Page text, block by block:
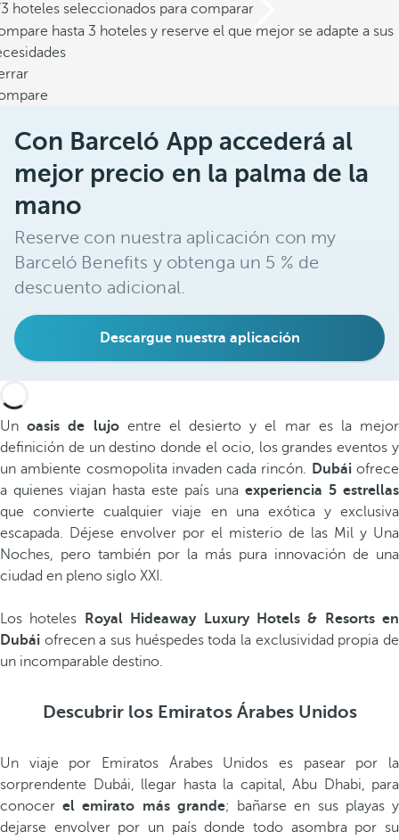
hoteles seleccionados para comparar
hasta 3 hoteles y reserve el que mejor se adapte a sus
Con Barceló App accederá al
mejor precio en la palma de la
mano
Reserve con nuestra aplicación con my
Barceló Benefits y obtenga un 5 % de
descuento adicional.
Descargue nuestra aplicación
Unoasis de lujo entre el desierto y el mar es la mejor
definición de un destino donde el ocio, los grandes eventos y
un ambiente cosmopolita invaden cada rincón. Dubáiofrece
a quienes viajan hasta este país una experiencia 5 estrellas
que convierte cualquier viaje en una exótica y exclusiva
escapada. Déjese envolver por el misterio de las Mil y Una
Noches, pero también por la más pura innovación de una
ciudad en pleno siglo XXI.
Los hoteles
Royal Hideaway Luxury Hotels & Resorts en
Dubái ofrecen a sus huéspedes toda la exclusividad propia de
un incomparable destino.
Descubrir los Emiratos Árabes Unidos
Un viaje por Emiratos Árabes Unidos es pasear por la
sorprendente Dubái, llegar hasta la capital, Abu Dhabi, para
conocerel emirato más grande; bañarse en sus playas y
dejarse envolver por un país donde todo asombra por su